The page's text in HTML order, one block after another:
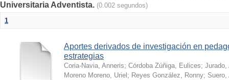
Universitaria Adventista. (0.002 segundos)
1
Aportes derivados de investigación en
estrategias
Coria-Navia, Anneris; Córdoba Zúñiga, Eulices; Jurado,
Moreno Moreno, Uriel ; Reyes González, Ronny; Suero,